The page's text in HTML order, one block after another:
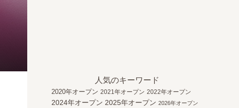
人気のキーワード
2020年オープン 2021年オープン 2022年オープン
2024年オープン 2025年オープン 2026年オープン